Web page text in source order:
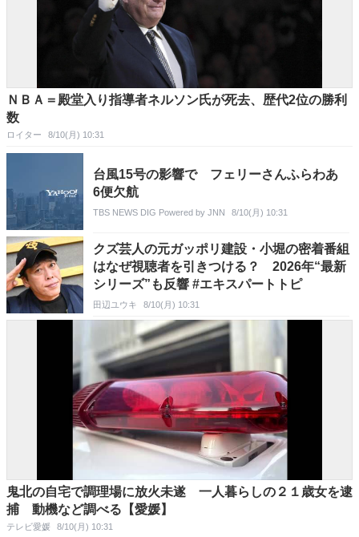
ＮＢＡ＝殿堂入り指導者ネルソン氏が死去、歴代2位の勝利
数
ロイター 8/10(月) 10:31
台風15号の影響で フェリーさんふらわあ
6便欠航
TBS NEWS DIG Powered by JNN 8/10(月) 10:31
クズ芸人の元ガッポリ建設・小堀の密着番組
はなぜ視聴者を引きつける？ 2026年“最新
シリーズ”も反響 #エキスパートトピ
田辺ユウキ 8/10(月) 10:31
鬼北の自宅で調理場に放火未遂 一人暮らしの２１歳女を逮
捕 動機など調べる【愛媛】
テレビ愛媛 8/10(月) 10:31